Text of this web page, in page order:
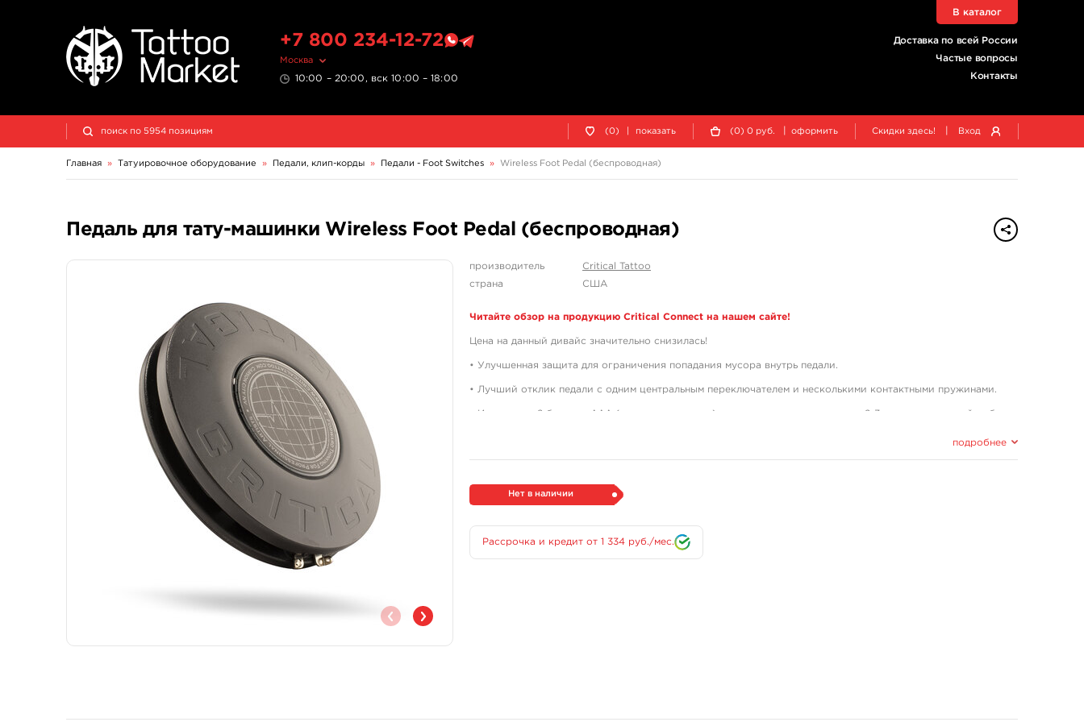
+7 800 234-12-72
Москва
10:00 – 20:00, вск 10:00 – 18:00
Доставка по всей России
Частые вопросы
Контакты
В каталог
(0) показать (0) 0 руб. оформить Скидки здесь! Вход
Главная » Татуировочное оборудование » Педали, клип-корды » Педали - Foot Switches » Wireless Foot Pedal (беспроводная)
Педаль для тату-машинки Wireless Foot Pedal (беспроводная)
производитель
Critical Tattoo
страна
США
Читайте обзор на продукцию Critical Connect на нашем сайте!
Цена на данный дивайс значительно снизилась!
• Улучшенная защита для ограничения попадания мусора внутрь педали.
• Лучший отклик педали с одним центральным переключателем и несколькими контактными пружинами.
• Использует 2 батареи AAA (входит в комплект), которых должно хватить на 2-3 года интенсивной работы.
• Нескользящая резиновая основа.
• Также можно использовать проводной кабель (клип-корд) с любым стандартным зажимом для
индукционной машины
• Бесперебойный запуск педали, без зависаний
• Размеры: диаметр 12,7 см, высота 2,5 см, вес 226 грамм.
подробнее
Нет в наличии
Рассрочка и кредит от 1 334 руб./мес.